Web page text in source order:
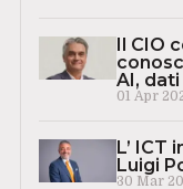
Il CIO
AI,
01 Apr
L’ ICT
Luigi
30 Mar